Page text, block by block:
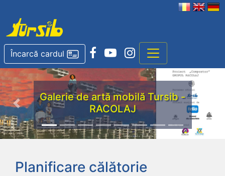
Încarcă cardul
Galerie de artă mobilă Tursib -
RACOLAJ
Previous
Planificare călătorie